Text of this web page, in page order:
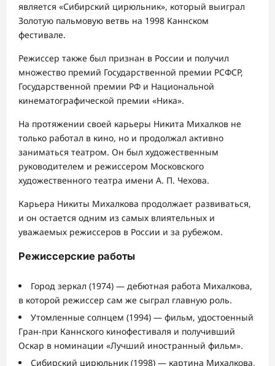
является «Сибирский цирюльник», который выиграл
Золотую пальмовую ветвь на 1998 Каннском
фестивале.
Режиссер также был признан в России и получил
множество премий Государственной премии РСФСР,
Государственной премии РФ и Национальной
кинематографической премии «Ника».
На протяжении своей карьеры Никита Михалков не
только работал в кино, но и продолжал активно
заниматься театром. Он был художественным
руководителем и режиссером Московского
художественного театра имени А. П. Чехова.
Карьера Никиты Михалкова продолжает развиваться,
и он остается одним из самых влиятельных и
уважаемых режиссеров в России и за рубежом.
Режиссерские работы
Город зеркал (1974) — дебютная работа Михалкова,
в которой режиссер сам же сыграл главную роль.
Утомленные солнцем (1994) — фильм, удостоенный
Гран-при Каннского кинофестиваля и получивший
Оскар в номинации «Лучший иностранный фильм».
Сибирский цирюльник (1998) — картина Михалкова,